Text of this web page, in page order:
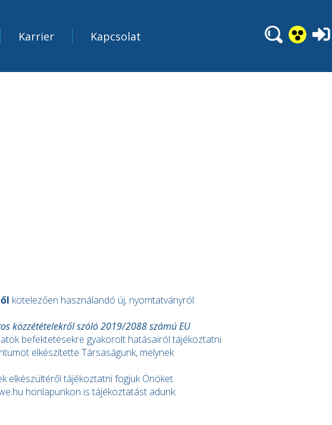
Karrier Kapcsolat
kötelezően használandó új, nyomtatványról:
közzétételekről szóló 2019/2088 számú EU
befektetésekre gyakorolt hatásairól tájékoztatni
elkészítette Társaságunk, melynek
elkészültéről tájékoztatni fogjuk Önöket.
honlapunkon is tájékoztatást adunk.